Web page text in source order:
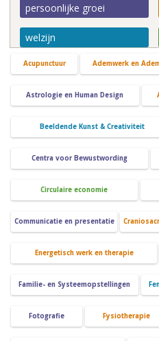
persoonlijke groei
welzijn
Acupunctuur Ademwerk en
Astrologie en Human Design
Beeldende Kunst & Creativiteit
Centra voor Bewustwording
Circulaire economie
Communicatie en presentatie
Energetisch werk en therapie
Familie- en Systeemopstellingen
Fotografie Fysiotherapie